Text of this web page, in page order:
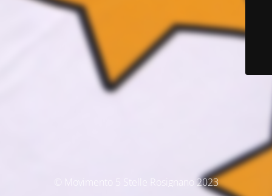
© Movimento 5 Stelle Rosignano 2023